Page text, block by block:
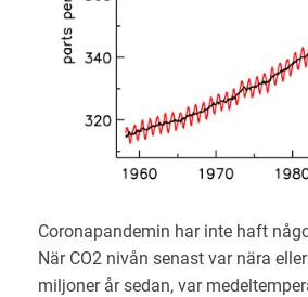
Coronapandemin har inte haft
När CO2 nivån senast var nära
miljoner år sedan, var